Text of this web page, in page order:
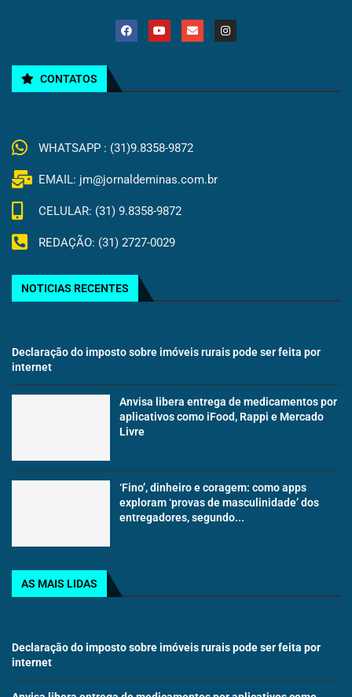
CONTATOS
WHATSAPP : (31)9.8358-9872
EMAIL: jm@jornaldeminas.com.br
CELULAR: (31) 9.8358-9872
REDAÇÃO: (31) 2727-0029
NOTICIAS RECENTES
Declaração do imposto sobre imóveis rurais pode ser feita por
internet
Anvisa libera entrega de medicamentos por
aplicativos como iFood, Rappi e Mercado
Livre
‘Fino’, dinheiro e coragem: como apps
exploram ‘provas de masculinidade’ dos
entregadores, segundo...
AS MAIS LIDAS
Declaração do imposto sobre imóveis rurais pode ser feita por
internet